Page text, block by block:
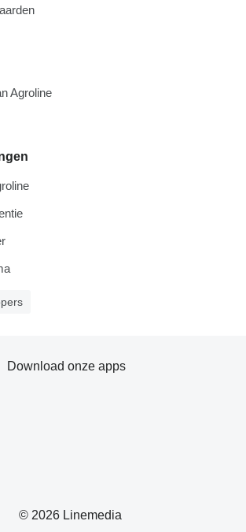
Agroline
© 2026 Linemedia
Download onze apps